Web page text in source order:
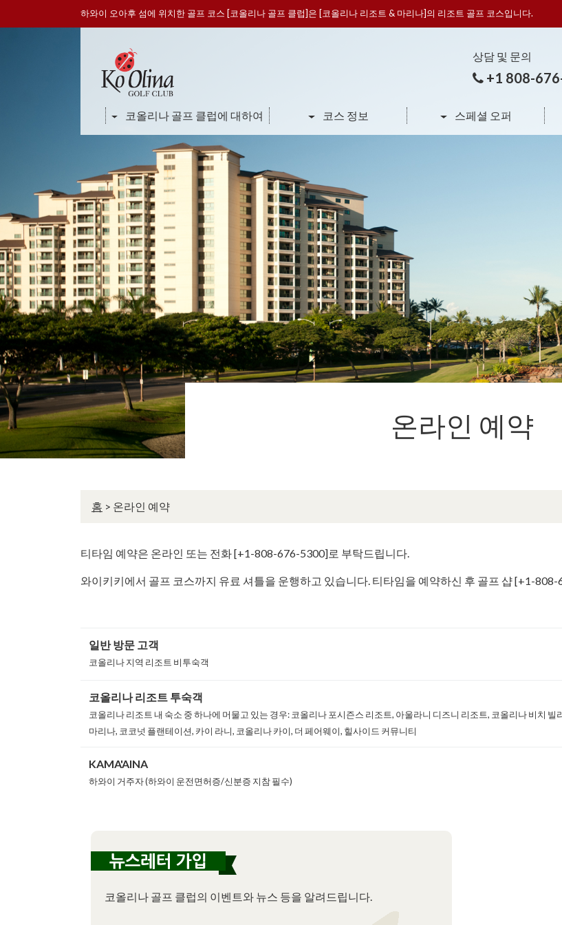
하와이 오아후 섬에 위치한 골프 코스 [코올리나 골프 클럽]은 [코올리나 리조트 & 마리나]의 리조트 골프 코스입니다.
상담 및 문의
+1 808-
코올리나 골프 클럽에 대하여 코스 정보 스페셜 오퍼
온라인 예약
홈 > 온라인 예약
티타임 예약은 온라인 또는 전화 [+1-808-676-5300]로 부탁드립니다.
와이키키에서 골프 코스까지 유료 셔틀을 운행하고 있습니다. 티타임을 예약하신 후 골프 샵 [+1-
일반 방문 고객
코올리나 지역 리조트 비투숙객
코올리나 리조트 투숙객
코올리나 리조트 내 숙소 중 하나에 머물고 있는 경우: 코올리나 포시즌스 리조트, 아울라니 디즈니 리조트, 코올리나 비치
마리나, 코코넛 플랜테이션, 카이 라니, 코올리나 카이, 더 페어웨이, 힐사이드 커뮤니티
KAMA'AINA
하와이 거주자 (하와이 운전면허증/신분증 지참 필수)
코올리나 골프 클럽의 이벤트와 뉴스 등을 알려드립니다.